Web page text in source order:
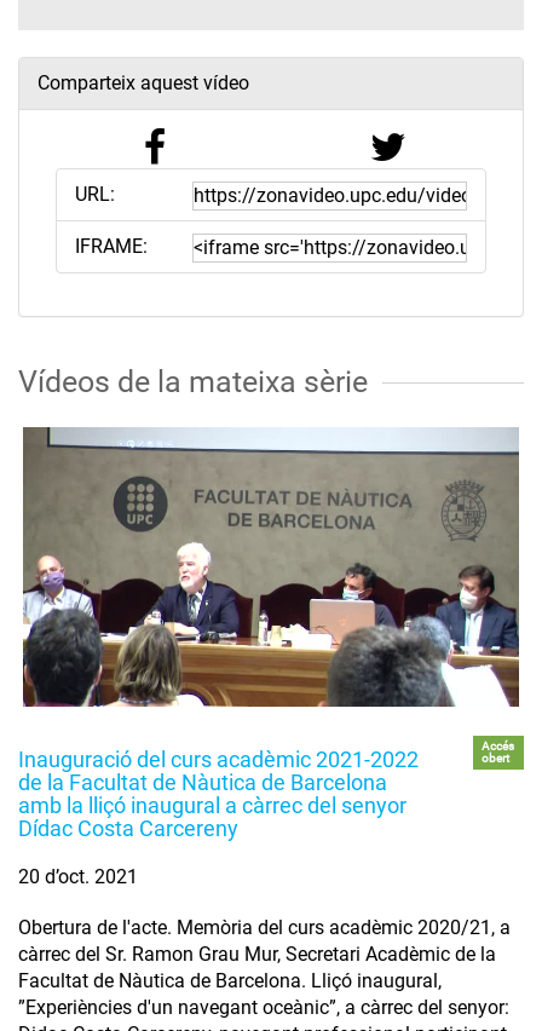
Comparteix aquest vídeo
URL:
IFRAME:
Vídeos de la mateixa sèrie
Inauguració del curs acadèmic 2021-2022
de la Facultat de Nàutica de Barcelona
amb la lliçó inaugural a càrrec del senyor
Dídac Costa Carcereny
Accés
obert
20 d’oct. 2021
Obertura de l'acte. Memòria del curs acadèmic 2020/21, a
càrrec del Sr. Ramon Grau Mur, Secretari Acadèmic de la
Facultat de Nàutica de Barcelona. Lliçó inaugural,
”Experiències d'un navegant oceànic”, a càrrec del senyor: